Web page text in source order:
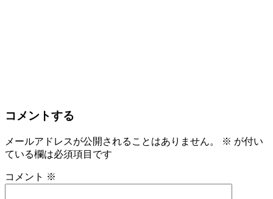
コメントする
メールアドレスが公開されることはありません。 ※ が付い
ている欄は必須項目です
コメント ※